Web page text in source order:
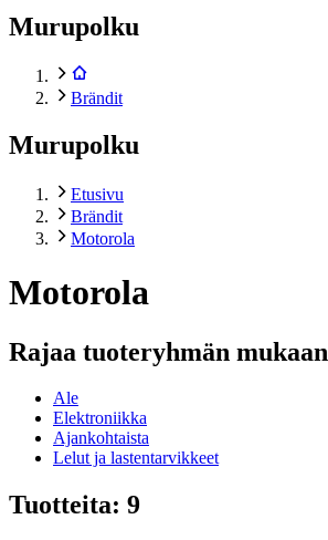
Murupolku
Brändit
Murupolku
Etusivu
Brändit
Motorola
Motorola
Rajaa tuoteryhmän mukaan
Ale
Elektroniikka
Ajankohtaista
Lelut ja lastentarvikkeet
Tuotteita: 9